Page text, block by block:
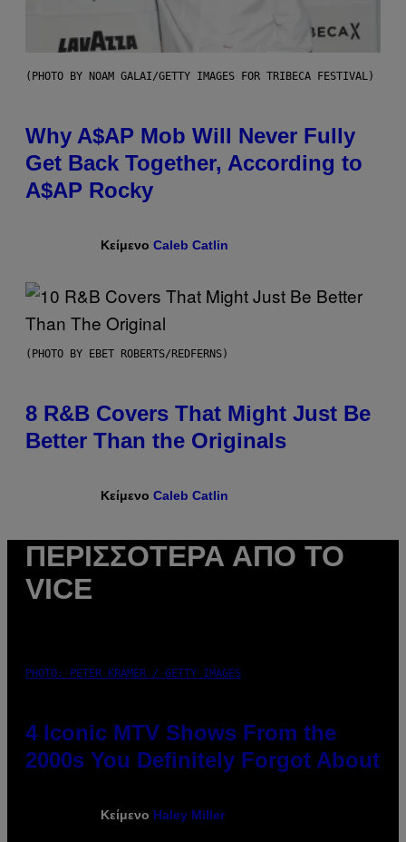
(PHOTO BY NOAM GALAI/GETTY IMAGES FOR TRIBECA FESTIVAL)
Why A$AP Mob Will Never Fully
Get Back Together, According to
A$AP Rocky
Κείμενο Caleb Catlin
(PHOTO BY EBET ROBERTS/REDFERNS)
8 R&B Covers That Might Just Be
Better Than the Originals
Κείμενο Caleb Catlin
ΠΕΡΙΣΣΌΤΕΡΑ ΑΠΌ ΤΟ
VICE
PHOTO: PETER KRAMER / GETTY IMAGES
4 Iconic MTV Shows From the
2000s You Definitely Forgot About
Κείμενο Haley Miller